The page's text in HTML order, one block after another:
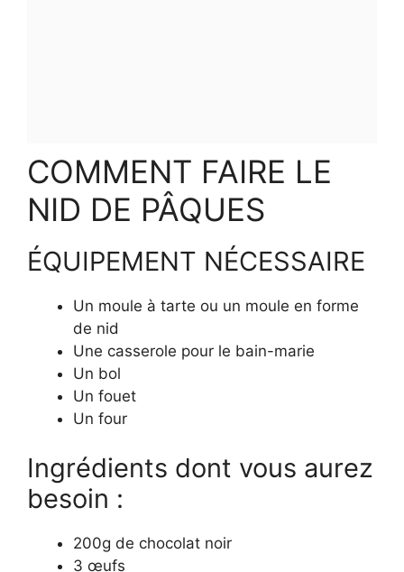
COMMENT FAIRE LE
NID DE PÂQUES
ÉQUIPEMENT NÉCESSAIRE
Un moule à tarte ou un moule en forme
de nid
Une casserole pour le bain-marie
Un bol
Un fouet
Un four
Ingrédients dont vous aurez
besoin :
200g de chocolat noir
3 œufs